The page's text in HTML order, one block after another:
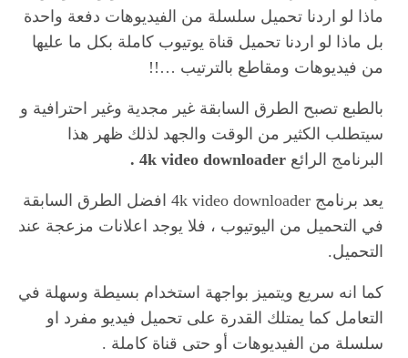
ماذا لو اردنا تحميل سلسلة من الفيديوهات دفعة واحدة
بل ماذا لو اردنا تحميل قناة يوتيوب كاملة بكل ما عليها
من فيديوهات ومقاطع بالترتيب …!!
بالطبع تصبح الطرق السابقة غير مجدية وغير احترافية و
سيتطلب الكثير من الوقت والجهد لذلك ظهر هذا
البرنامج الرائع 4k video downloader .
يعد برنامج 4k video downloader افضل الطرق السابقة
في التحميل من اليوتيوب ، فلا يوجد اعلانات مزعجة عند
التحميل.
كما انه سريع ويتميز بواجهة استخدام بسيطة وسهلة في
التعامل كما يمتلك القدرة على تحميل فيديو مفرد او
سلسلة من الفيديوهات أو حتى قناة كاملة .